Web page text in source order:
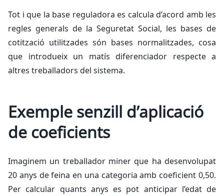
Tot i que la base reguladora es calcula d’acord amb les
regles generals de la Seguretat Social, les bases de
cotització utilitzades són bases normalitzades, cosa
que introdueix un matís diferenciador respecte a
altres treballadors del sistema.
Exemple senzill d’aplicació
de coeficients
Imaginem un treballador miner que ha desenvolupat
20 anys de feina en una categoria amb coeficient 0,50.
Per calcular quants anys es pot anticipar l’edat de